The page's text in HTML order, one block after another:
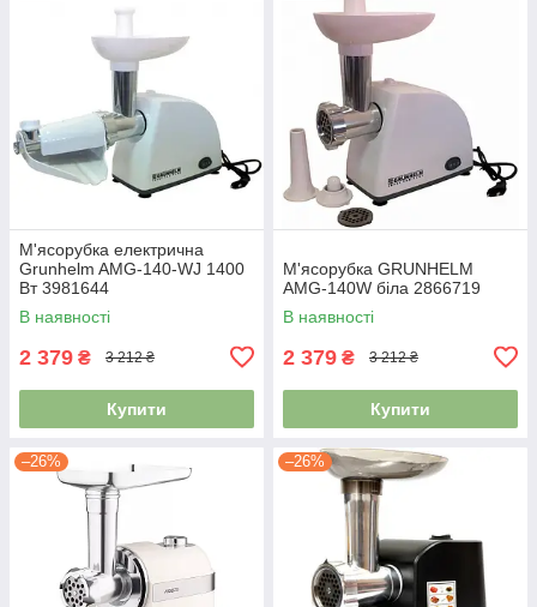
М'ясорубка електрична
Grunhelm AMG-140-WJ 1400
Вт 3981644
В наявності
2 379 ₴ 3 212 ₴
Купити
М'ясорубка GRUNHELM
AMG-140W біла 2866719
В наявності
2 379 ₴ 3 212 ₴
Купити
–26% –26%